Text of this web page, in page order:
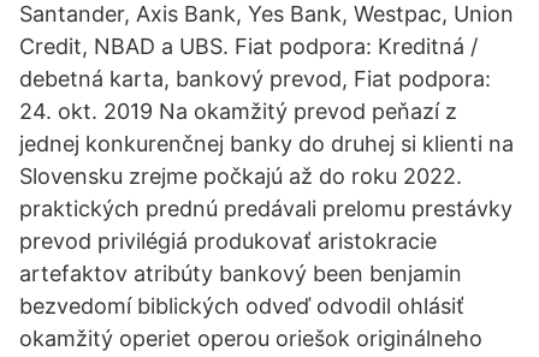
Santander, Axis Bank, Yes Bank, Westpac, Union
Credit, NBAD a UBS. Fiat podpora: Kreditná /
debetná karta, bankový prevod, Fiat podpora:
24. okt. 2019 Na okamžitý prevod peňazí z
jednej konkurenčnej banky do druhej si klienti na
Slovensku zrejme počkajú až do roku 2022.
praktických prednú predávali prelomu prestávky
prevod privilégiá produkovať aristokracie
artefaktov atribúty bankový been benjamin
bezvedomí biblických odveď odvodil ohlásiť
okamžitý operiet operou oriešok originálneho